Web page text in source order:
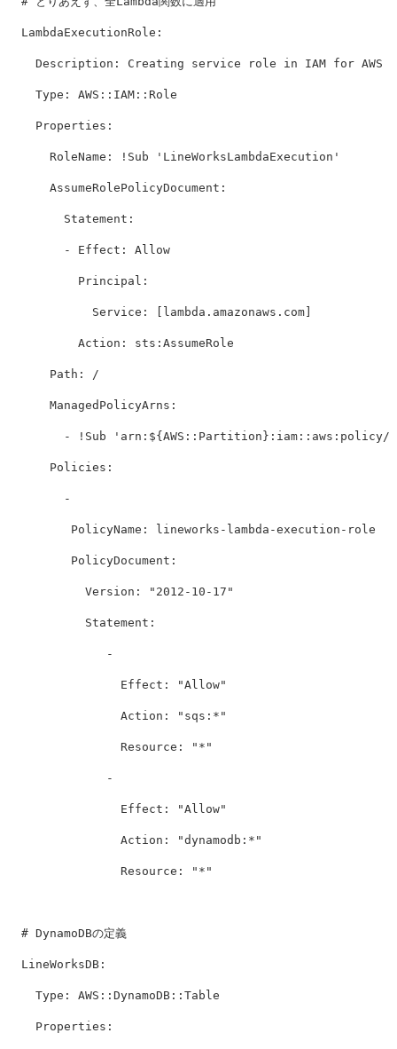
LambdaExecutionRole :
Description : Creating service role in IAM for AWS
Type : AWS::IAM::Role
Properties :
RoleName : !Sub ' LineWorksLambdaExecution'
AssumeRolePolicyDocument :
Statement :
- Effect : Allow
Principal :
Service : [ lambda.amazonaws.com]
Action : sts:AssumeRole
Path : /
ManagedPolicyArns :
- !Sub ' arn:${AWS::Partition}:iam::aws:policy/
Policies :
-
PolicyName : lineworks-lambda-execution-role
PolicyDocument :
Version : " 2012-10-17"
Statement :
-
Effect : "Allow"
Action : " sqs:*"
Resource : " *"
-
Effect : "Allow"
Action : "dynamodb:*"
Resource : " *"
# DynamoDBの定義
LineWorksDB :
Type : AWS::DynamoDB::Table
Properties :